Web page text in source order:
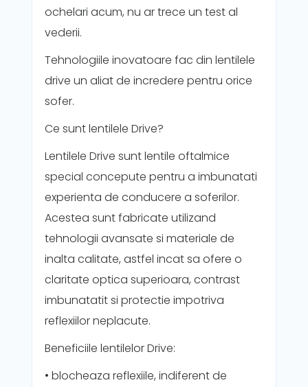
ochelari acum, nu ar trece un test al
vederii.
Tehnologiile inovatoare fac din lentilele
drive un aliat de incredere pentru orice
sofer.
Ce sunt lentilele Drive?
Lentilele Drive sunt lentile oftalmice
special concepute pentru a imbunatati
experienta de conducere a soferilor.
Acestea sunt fabricate utilizand
tehnologii avansate si materiale de
inalta calitate, astfel incat sa ofere o
claritate optica superioara, contrast
imbunatatit si protectie impotriva
reflexiilor neplacute.
Beneficiile lentilelor Drive:
• blocheaza reflexiile, indiferent de